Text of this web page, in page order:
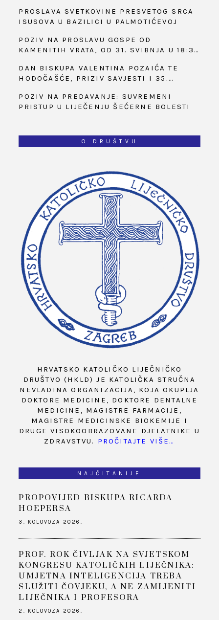
PROSLAVA SVETKOVINE PRESVETOG SRCA
ISUSOVA U BAZILICI U PALMOTIĆEVOJ
POZIV NA PROSLAVU GOSPE OD
KAMENITIH VRATA, OD 31. SVIBNJA U 18:30
DAN BISKUPA VALENTINA POZAIĆA TE
HODOČAŠĆE, PRIZIV SAVJESTI I 35.
BISTRICI, OD 15. DO 17. SVIBNJA
POZIV NA PREDAVANJE: SUVREMENI
PRISTUP U LIJEČENJU ŠEĆERNE BOLESTI
O DRUŠTVU
HRVATSKO KATOLIČKO LIJEČNIČKO
DRUŠTVO (HKLD) JE KATOLIČKA STRUČNA
NEVLADINA ORGANIZACIJA, KOJA OKUPLJA
DOKTORE MEDICINE, DOKTORE DENTALNE
MEDICINE, MAGISTRE FARMACIJE,
MAGISTRE MEDICINSKE BIOKEMIJE I
DRUGE VISOKOOBRAZOVANE DJELATNIKE U
ZDRAVSTVU. PROČITAJTE VIŠE…
NAJČITANIJE
PROPOVIJED BISKUPA RICARDA
HOEPERSA
3. KOLOVOZA 2026.
PROF. ROK ČIVLJAK NA SVJETSKOM
KONGRESU KATOLIČKIH LIJEČNIKA:
UMJETNA INTELIGENCIJA TREBA
SLUŽITI ČOVJEKU, A NE ZAMIJENITI
LIJEČNIKA I PROFESORA
2. KOLOVOZA 2026.